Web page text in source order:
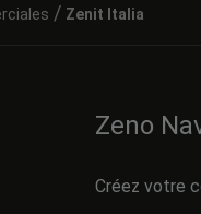
/ Zenit Italia
Zeno
Créez votre